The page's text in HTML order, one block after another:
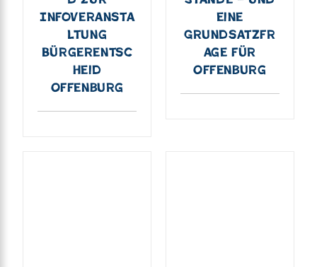
Infoveransta
ltung
Bürgerentsc
heid
Offenburg
eine
Grundsatzfr
age für
Offenburg